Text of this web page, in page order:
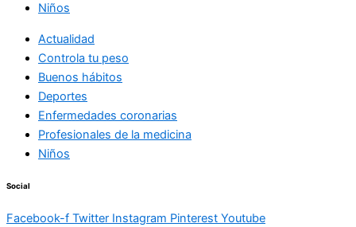
Niños
Actualidad
Controla tu peso
Buenos hábitos
Deportes
Enfermedades coronarias
Profesionales de la medicina
Niños
Social
Facebook-f Twitter Instagram Pinterest Youtube